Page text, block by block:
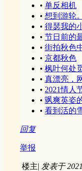
• 单反相机
• 想到游轮
• 得瑟我的
• 节日前的
• 街拍秋色
• 京都秋色
• 枫叶何处
• 真漂亮，
• 2021情人
• 飒爽英姿
• 看到活的
回复
举报
楼主| 发表于